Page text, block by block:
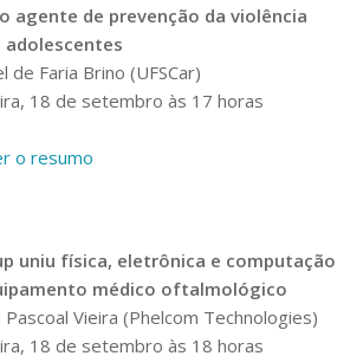
agente de prevenção da violência
adolescentes
de Faria Brino (UFSCar)
18 de setembro às 17 horas
o resumo
uniu física, eletrônica e computação
médico oftalmológico
Vieira (Phelcom Technologies)
18 de setembro às 18 horas